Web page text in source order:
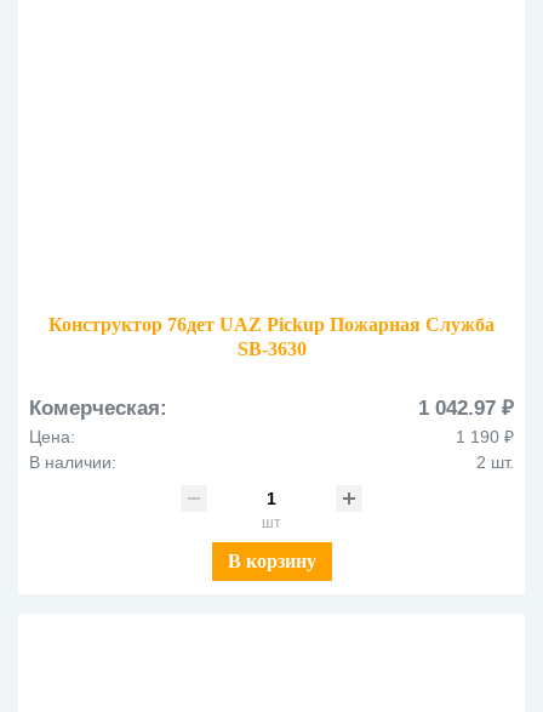
Конструктор 76дет UAZ Pickup Пожарная Служба
SB-3630
Комерческая: 1 042.97 ₽
Цена:
1 190 ₽
В наличии:
2 шт.
шт
В корзину